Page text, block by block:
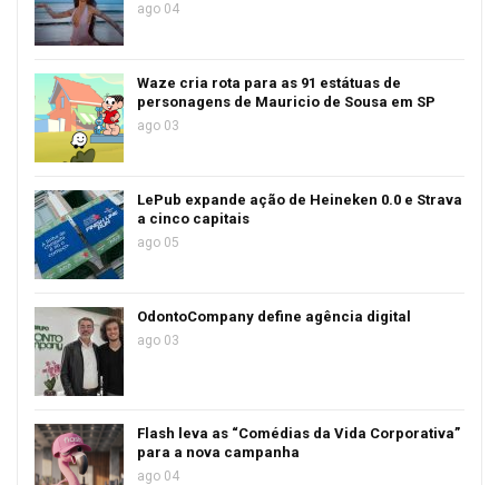
ago 04
Waze cria rota para as 91 estátuas de
personagens de Mauricio de Sousa em SP
ago 03
LePub expande ação de Heineken 0.0 e Strava
a cinco capitais
ago 05
OdontoCompany define agência digital
ago 03
Flash leva as “Comédias da Vida Corporativa”
para a nova campanha
ago 04